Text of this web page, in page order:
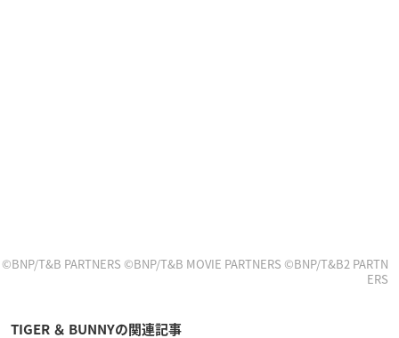
©BNP/T&B PARTNERS ©BNP/T&B MOVIE PARTNERS ©BNP/T&B2 PARTN
ERS
TIGER ＆ BUNNYの関連記事